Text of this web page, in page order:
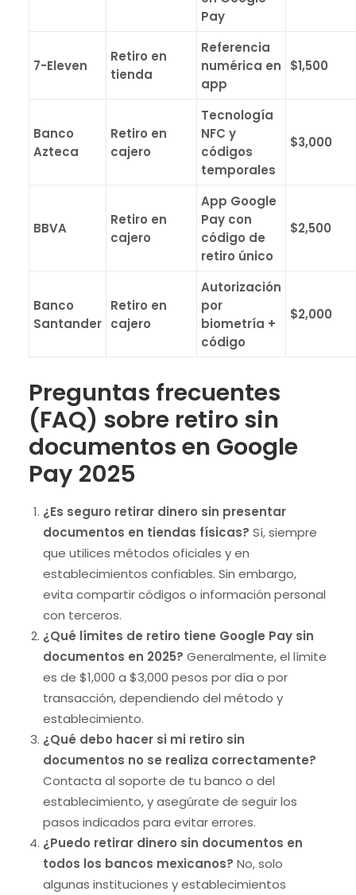
Pay
7-Eleven
Retiro en
tienda
Referencia
numérica en
app
$1,500
Banco
Azteca
Retiro en
cajero
Tecnología
NFC y
códigos
temporales
$3,000
BBVA
Retiro en
cajero
App Google
Pay con
código de
retiro único
$2,500
Banco
Santander
Retiro en
cajero
Autorización
por
biometría +
código
$2,000
Preguntas frecuentes
(FAQ) sobre retiro sin
documentos en Google
Pay 2025
¿Es seguro retirar dinero sin presentar
documentos en tiendas físicas? Sí, siempre
que utilices métodos oficiales y en
establecimientos confiables. Sin embargo,
evita compartir códigos o información personal
con terceros.
¿Qué límites de retiro tiene Google Pay sin
documentos en 2025? Generalmente, el límite
es de $1,000 a $3,000 pesos por día o por
transacción, dependiendo del método y
establecimiento.
¿Qué debo hacer si mi retiro sin
documentos no se realiza correctamente?
Contacta al soporte de tu banco o del
establecimiento, y asegúrate de seguir los
pasos indicados para evitar errores.
¿Puedo retirar dinero sin documentos en
todos los bancos mexicanos? No, solo
algunas instituciones y establecimientos